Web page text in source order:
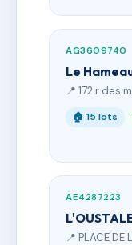
AG3609740
Le
📍 172 r des
🏠 15 lots
AE4287223
📍 PLACE DE